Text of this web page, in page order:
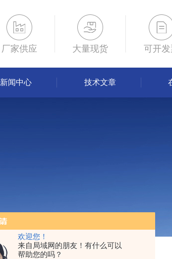
欢迎您！
来自局域网的朋友！有什么可以
帮助您的吗？
厂家供应 大量现货 可开发
新闻中心 技术文章